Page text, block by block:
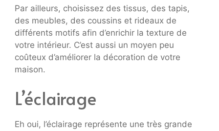
Par ailleurs, choisissez des tissus, des tapis,
des meubles, des coussins et rideaux de
différents motifs afin d’enrichir la texture de
votre intérieur. C’est aussi un moyen peu
coûteux d’améliorer la décoration de votre
maison.
L’éclairage
Eh oui, l’éclairage représente une très grande